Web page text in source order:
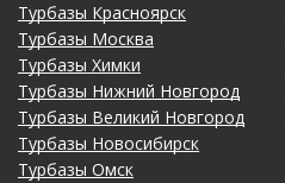
Турбазы Красноярск
Турбазы Москва
Турбазы Химки
Турбазы Нижний Новгород
Турбазы Великий Новгород
Турбазы Новосибирск
Турбазы Омск